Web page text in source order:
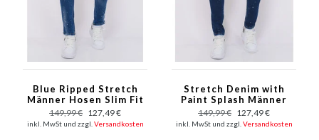
Blue Ripped Stretch
Männer Hosen Slim Fit
-1080
149,99 € 127,49 €
inkl. MwSt und zzgl. Versandkosten
Stretch Denim with
Paint Splash Männer
Slim Fit - 1074 - Blau
149,99 € 127,49 €
inkl. MwSt und zzgl. Versandkosten